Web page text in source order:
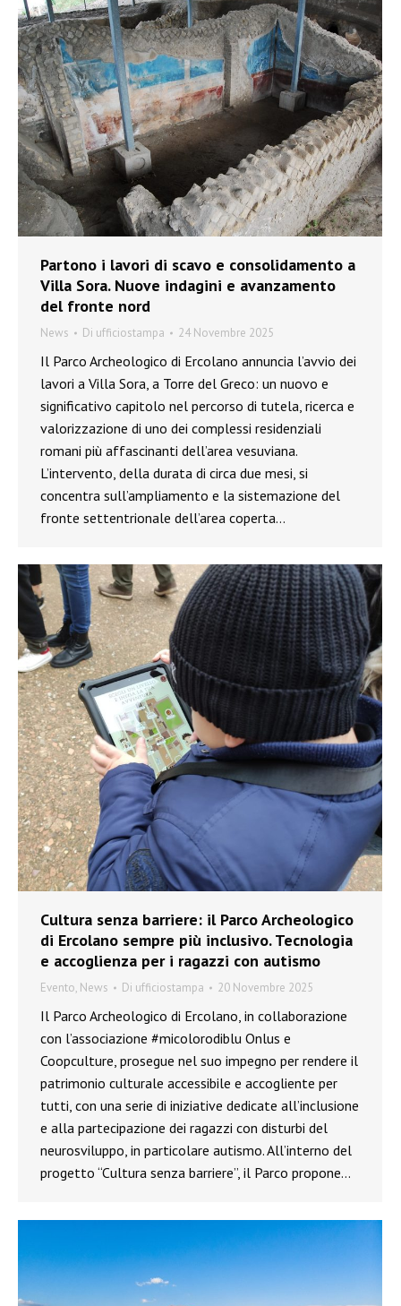
Partono i lavori di scavo e consolidamento a
Villa Sora. Nuove indagini e avanzamento
del fronte nord
News Di ufficiostampa 24 Novembre 2025
Il Parco Archeologico di Ercolano annuncia l’avvio dei
lavori a Villa Sora, a Torre del Greco: un nuovo e
significativo capitolo nel percorso di tutela, ricerca e
valorizzazione di uno dei complessi residenziali
romani più affascinanti dell’area vesuviana.
L’intervento, della durata di circa due mesi, si
concentra sull’ampliamento e la sistemazione del
fronte settentrionale dell’area coperta…
Cultura senza barriere: il Parco Archeologico
di Ercolano sempre più inclusivo. Tecnologia
e accoglienza per i ragazzi con autismo
Evento, News Di ufficiostampa 20 Novembre 2025
Il Parco Archeologico di Ercolano, in collaborazione
con l’associazione #micolorodiblu Onlus e
Coopculture, prosegue nel suo impegno per rendere il
patrimonio culturale accessibile e accogliente per
tutti, con una serie di iniziative dedicate all’inclusione
e alla partecipazione dei ragazzi con disturbi del
neurosviluppo, in particolare autismo. All’interno del
progetto “Cultura senza barriere”, il Parco propone…